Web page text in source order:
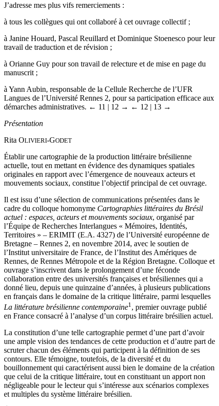
J’adresse mes plus vifs remerciements :
à tous les collègues qui ont collaboré à cet ouvrage collectif ;
à Janine Houard, Pascal Reuillard et Dominique Stoenesco pour leur
travail de traduction et de révision ;
à Orianne Guy pour son travail de relecture et de mise en page du
manuscrit ;
à Yann Aubin, responsable de la Cellule Recherche de l’UFR
Langues de l’Université Rennes 2, pour sa participation efficace aux
démarches administratives. ← 11 | 12 → ← 12 | 13 →
Présentation
Rita OLIVIERI-GODET
Établir une cartographie de la production littéraire brésilienne
actuelle, tout en mettant en évidence des dynamiques spatiales
originales en rapport avec l’émergence de nouveaux acteurs et
mouvements sociaux, constitue l’objectif principal de cet ouvrage.
Il est issu d’une sélection de communications présentées dans le
cadre du colloque homonyme Cartographies littéraires du Brésil
actuel : espaces, acteurs et mouvements sociaux, organisé par
l’Équipe de Recherches Interlangues « Mémoires, Identités,
Territoires » – ERIMIT (E.A. 4327) de l’Université européenne de
Bretagne – Rennes 2, en novembre 2014, avec le soutien de
l’Institut universitaire de France, de l’Institut des Amériques de
Rennes, de Rennes Métropole et de la Région Bretagne. Colloque et
ouvrage s’inscrivent dans le prolongement d’une féconde
collaboration entre des universités françaises et brésiliennes qui a
donné lieu, depuis une quinzaine d’années, à plusieurs publications
en français dans le domaine de la critique littéraire, parmi lesquelles
La littérature brésilienne contemporaine1 , premier ouvrage publié
en France consacré à l’analyse d’un corpus littéraire brésilien actuel.
La constitution d’une telle cartographie permet d’une part d’avoir
une ample vision des tendances de cette production et d’autre part de
scruter chacun des éléments qui participent à la définition de ses
contours. Elle témoigne, toutefois, de la diversité et du
bouillonnement qui caractérisent aussi bien le domaine de la création
que celui de la critique littéraire, tout en constituant un apport non
négligeable pour le lecteur qui s’intéresse aux scénarios complexes
et multiples du système littéraire brésilien.